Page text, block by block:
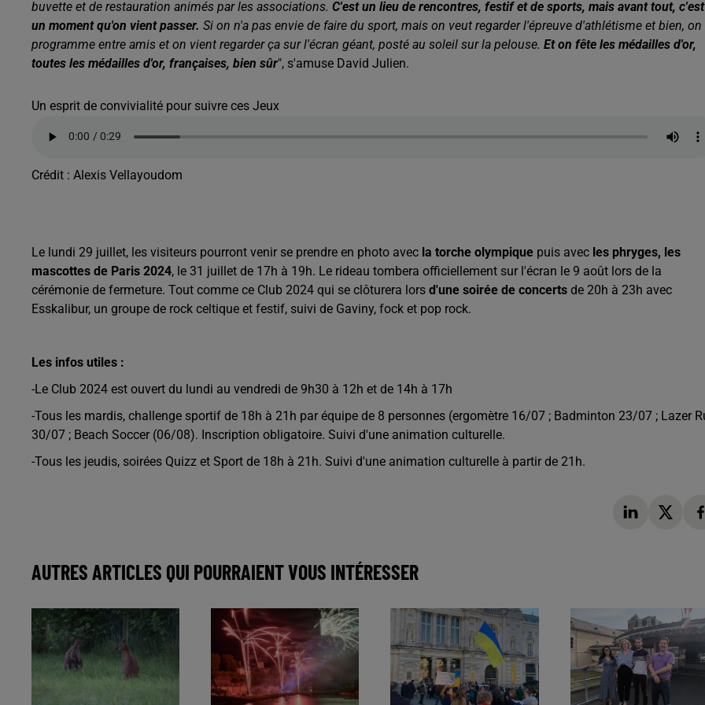
buvette et de restauration animés par les associations. C'est un lieu de rencontres, festif et de sports, mais avant tout, c'est
un moment qu'on vient passer. Si on n'a pas envie de faire du sport, mais on veut regarder l'épreuve d'athlétisme et bien, on
programme entre amis et on vient regarder ça sur l'écran géant, posté au soleil sur la pelouse. Et on fête les médailles d'or,
toutes les médailles d'or, françaises, bien sûr", s'amuse David Julien.
Un esprit de convivialité pour suivre ces Jeux
Crédit : Alexis Vellayoudom
Le lundi 29 juillet, les visiteurs pourront venir se prendre en photo avec la torche olympique puis avec les phryges, les
mascottes de Paris 2024, le 31 juillet de 17h à 19h. Le rideau tombera officiellement sur l'écran le 9 août lors de la
cérémonie de fermeture. Tout comme ce Club 2024 qui se clôturera lors d'une soirée de concerts de 20h à 23h avec
Esskalibur, un groupe de rock celtique et festif, suivi de Gaviny, fock et pop rock.
Les infos utiles :
-Le Club 2024 est ouvert du lundi au vendredi de 9h30 à 12h et de 14h à 17h
-Tous les mardis, challenge sportif de 18h à 21h par équipe de 8 personnes (ergomètre 16/07 ; Badminton 23/07 ; Lazer
30/07 ; Beach Soccer (06/08). Inscription obligatoire. Suivi d'une animation culturelle.
-Tous les jeudis, soirées Quizz et Sport de 18h à 21h. Suivi d'une animation culturelle à partir de 21h.
AUTRES ARTICLES QUI POURRAIENT VOUS INTÉRESSER